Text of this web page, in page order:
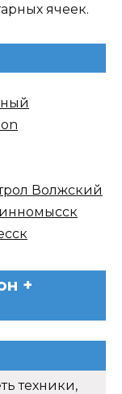
ячеек.
Волжский
+
техники,